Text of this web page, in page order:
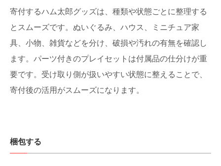
寄付するハム太郎グッズは、種類や状態ごとに整理する
とスムーズです。ぬいぐるみ、ハウス、ミニチュア家
具、小物、雑貨などを分け、破損や汚れの有無を確認し
ます。パーツ付きのプレイセットは付属品の仕分けが重
要です。受け取り側が扱いやすい状態に整えることで、
寄付後の活用がスムーズになります。
梱包する